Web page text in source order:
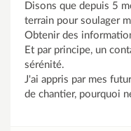
Disons que depuis 5
terrain pour soulager
Obtenir des
Et par principe, un
sérénité.
J'ai appris par mes
de chantier, pourquoi